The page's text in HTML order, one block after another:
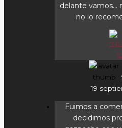
delante vamos…
no lo
19
Fuimos a
decidimos